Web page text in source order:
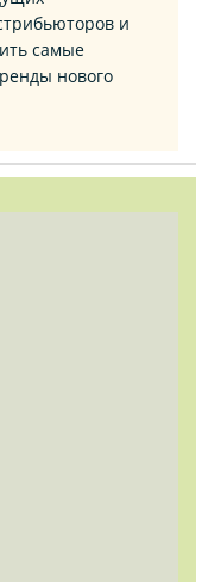
и
самые
нового